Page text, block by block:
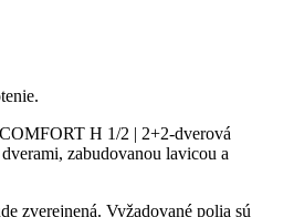
H 1/2 | 2+2-dverová
zabudovanou lavicou a
zverejnená. Vyžadované polia sú